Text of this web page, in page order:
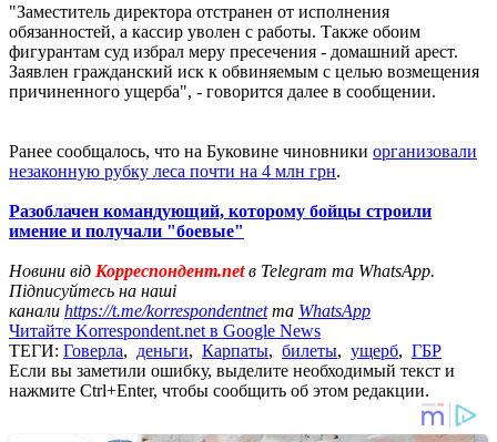
"Заместитель директора отстранен от исполнения
обязанностей, а кассир уволен с работы. Также обоим
фигурантам суд избрал меру пресечения - домашний арест.
Заявлен гражданский иск к обвиняемым с целью возмещения
причиненного ущерба", - говорится далее в сообщении.
Ранее сообщалось, что на Буковине чиновники организовали
незаконную рубку леса почти на 4 млн грн.
Разоблачен командующий, которому бойцы строили
имение и получали "боевые"
Новини від Корреспондент.netв Telegram та WhatsApp.
Підписуйтесь на наші
канали https://t.me/korrespondentnetта WhatsApp
Читайте Korrespondent.net в Google News
ТЕГИ: Говерла, деньги, Карпаты, билеты, ущерб, ГБР
Если вы заметили ошибку, выделите необходимый текст и
нажмите Ctrl+Enter, чтобы сообщить об этом редакции.